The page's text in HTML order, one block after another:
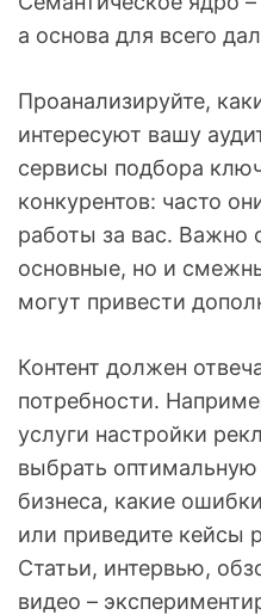
а основа для всего
Проанализируйте,
интересуют вашу
сервисы подбора
конкурентов: часто
работы за вас. Важно
основные, но и
могут привести
Контент должен
потребности.
услуги настройки
выбрать
бизнеса, какие
или приведите кейсы
Статьи, интервью,
видео –